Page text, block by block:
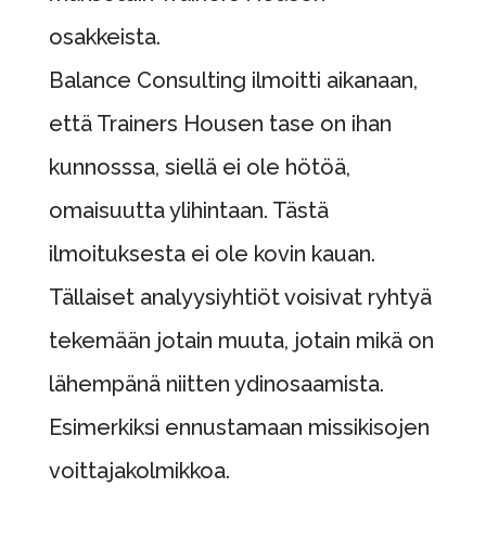
osakkeista.
Balance Consulting ilmoitti aikanaan,
että Trainers Housen tase on ihan
kunnosssa, siellä ei ole hötöä,
omaisuutta ylihintaan. Tästä
ilmoituksesta ei ole kovin kauan.
Tällaiset analyysiyhtiöt voisivat ryhtyä
tekemään jotain muuta, jotain mikä on
lähempänä niitten ydinosaamista.
Esimerkiksi ennustamaan missikisojen
voittajakolmikkoa.